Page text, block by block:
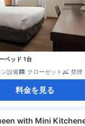
ベッド 1台
設備 クローゼット 禁煙
料金を見る
with Mini